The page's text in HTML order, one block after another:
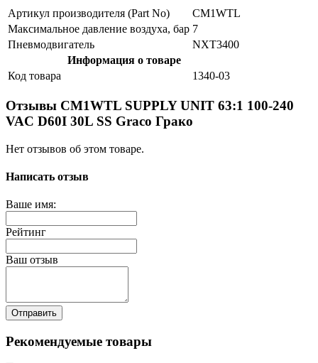
Артикул производителя (Part No)
CM1WTL
Максимальное давление воздуха, бар 7
Пневмодвигатель
NXT3400
Информация о товаре
Код товара
1340-03
Отзывы CM1WTL SUPPLY UNIT 63:1 100-240
VAC D60I 30L SS Graco Грако
Нет отзывов об этом товаре.
Написать отзыв
Ваше имя:
Рейтинг
Ваш отзыв
Отправить
Рекомендуемые товары